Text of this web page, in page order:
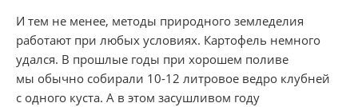
​И тем не менее, методы природного земледелия
работают при любых условиях. Картофель немного
удался. В прошлые годы при хорошем поливе
мы обычно собирали 10-12 литровое ведро клубней
с одного куста. А в этом засушливом году